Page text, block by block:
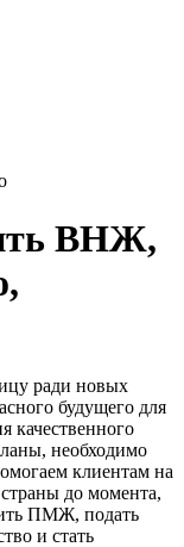
ВНЖ,
ради новых
будущего для
качественного
необходимо
клиентам на
до момента,
ПМЖ, подать
и стать